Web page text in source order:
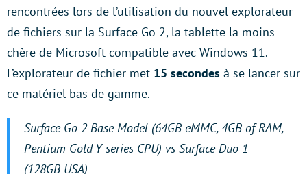
rencontrées lors de l’utilisation du nouvel explorateur
de fichiers sur la Surface Go 2, la tablette la moins
chère de Microsoft compatible avec Windows 11.
L’explorateur de fichier met 15 secondes à se lancer sur
ce matériel bas de gamme.
Surface Go 2 Base Model (64GB eMMC, 4GB of RAM,
Pentium Gold Y series CPU) vs Surface Duo 1
(128GB USA)